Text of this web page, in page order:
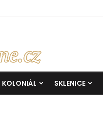
KOLONIÁL SKLENICE